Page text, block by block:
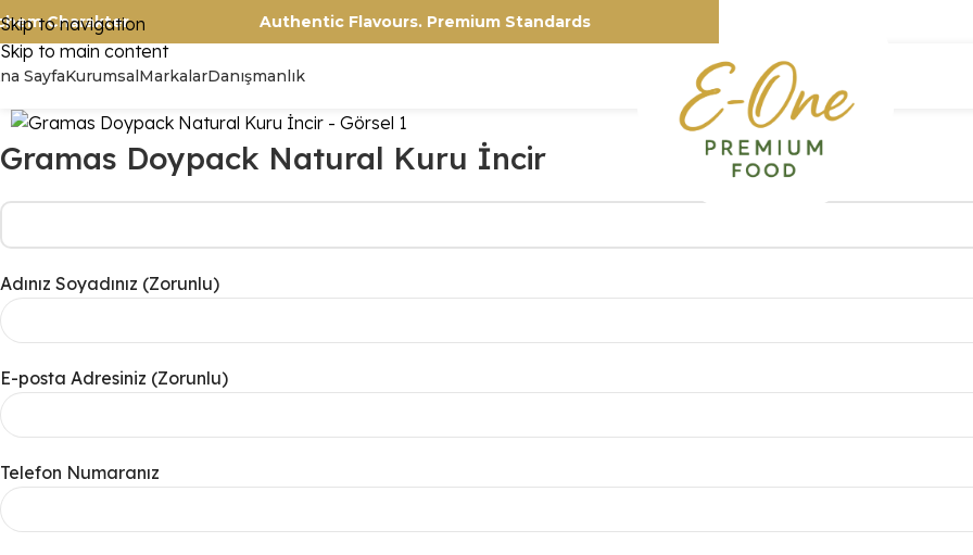
Skip to navigation
Skip to main content
Charakter Authentic Flavours. Premium Standards
SayfaKurumsalMarkalarDanışmanlık
Gramas Doypack Natural Kuru İncir
Adınız Soyadınız (Zorunlu)
E-posta Adresiniz (Zorunlu)
Telefon Numaranız